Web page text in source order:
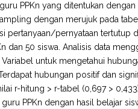
PPKn yang ditentukan
dengan merujuk pada
pertanyaan/pernyataan tertutup
dan 50 siswa. Analisis data
untuk mengetahui
hubungan positif dan
r-hitung > r-tabel (0,697 >
PPKn dengan hasil belajar